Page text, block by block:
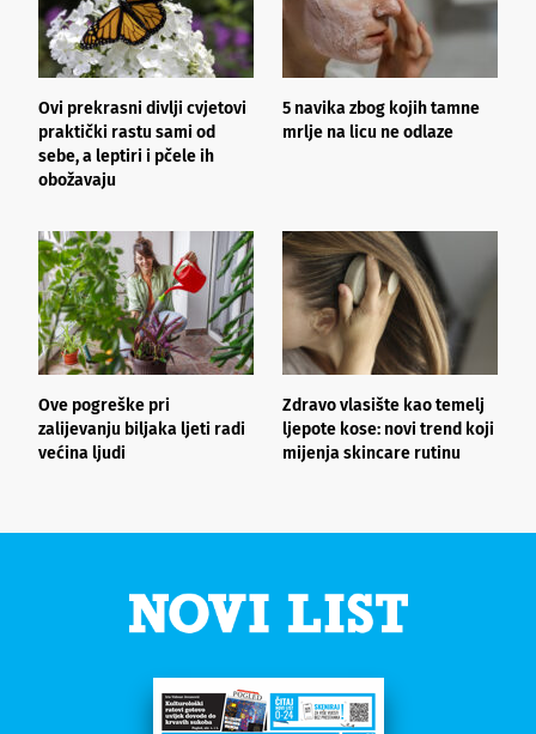
Ovi prekrasni divlji cvjetovi
praktički rastu sami od
sebe, a leptiri i pčele ih
obožavaju
5 navika zbog kojih tamne
mrlje na licu ne odlaze
Ove pogreške pri
zalijevanju biljaka ljeti radi
većina ljudi
Zdravo vlasište kao temelj
ljepote kose: novi trend koji
mijenja skincare rutinu